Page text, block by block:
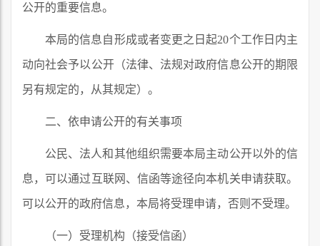
公开的重要信息。
本局的信息自形成或者变更之日起20个工作日内主
动向社会予以公开（法律、法规对政府信息公开的期限
另有规定的，从其规定）。
二、依申请公开的有关事项
公民、法人和其他组织需要本局主动公开以外的信
息，可以通过互联网、信函等途径向本机关申请获取。
可以公开的政府信息，本局将受理申请，否则不受理。
（一）受理机构（接受信函）